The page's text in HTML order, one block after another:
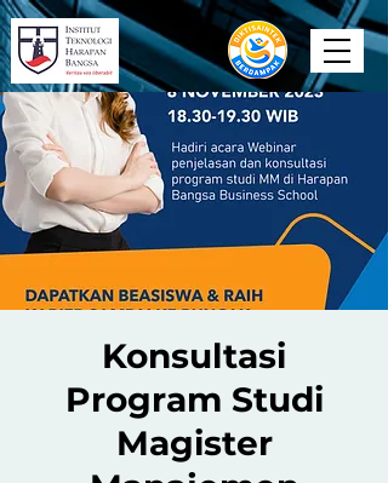
Konsultasi
Program Studi
Magister